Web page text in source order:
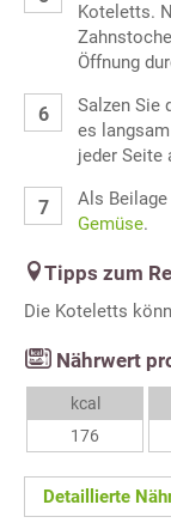
Koteletts.
Öffnung
Salzen Sie
es
jeder Seite
Als
Gemüse.
Tipps zum
Die Koteletts
Nährwert
kcal
176
Detaillierte